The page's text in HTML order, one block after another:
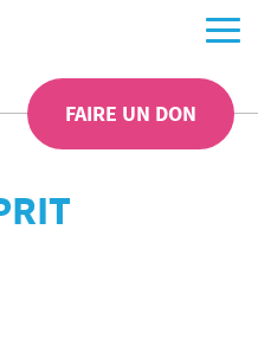
FAIRE UN DON